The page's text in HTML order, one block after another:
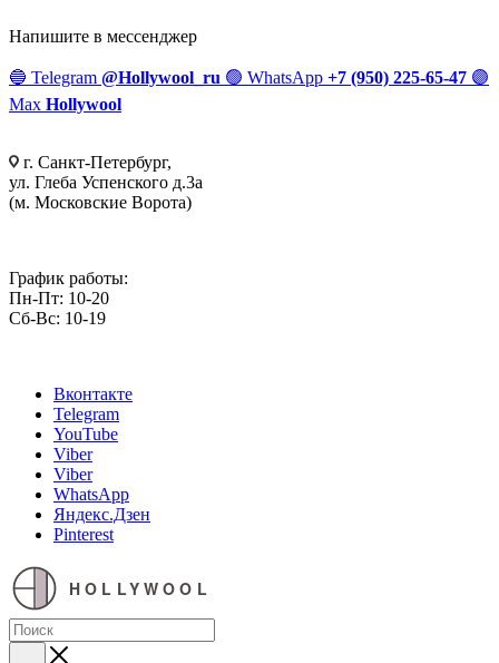
Напишите в мессенджер
🔵 Telegram @Hollywool_ru 🟢 WhatsApp +7 (950) 225-65-47 🟣
Max Hollywool
г. Санкт-Петербург,
ул. Глеба Успенского д.3а
(м. Московские Ворота)
График работы:
Пн-Пт: 10-20
Сб-Вс: 10-19
Вконтакте
Telegram
YouTube
Viber
Viber
WhatsApp
Яндекс.Дзен
Pinterest
HOLLYWOOL